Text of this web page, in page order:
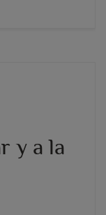
y a la